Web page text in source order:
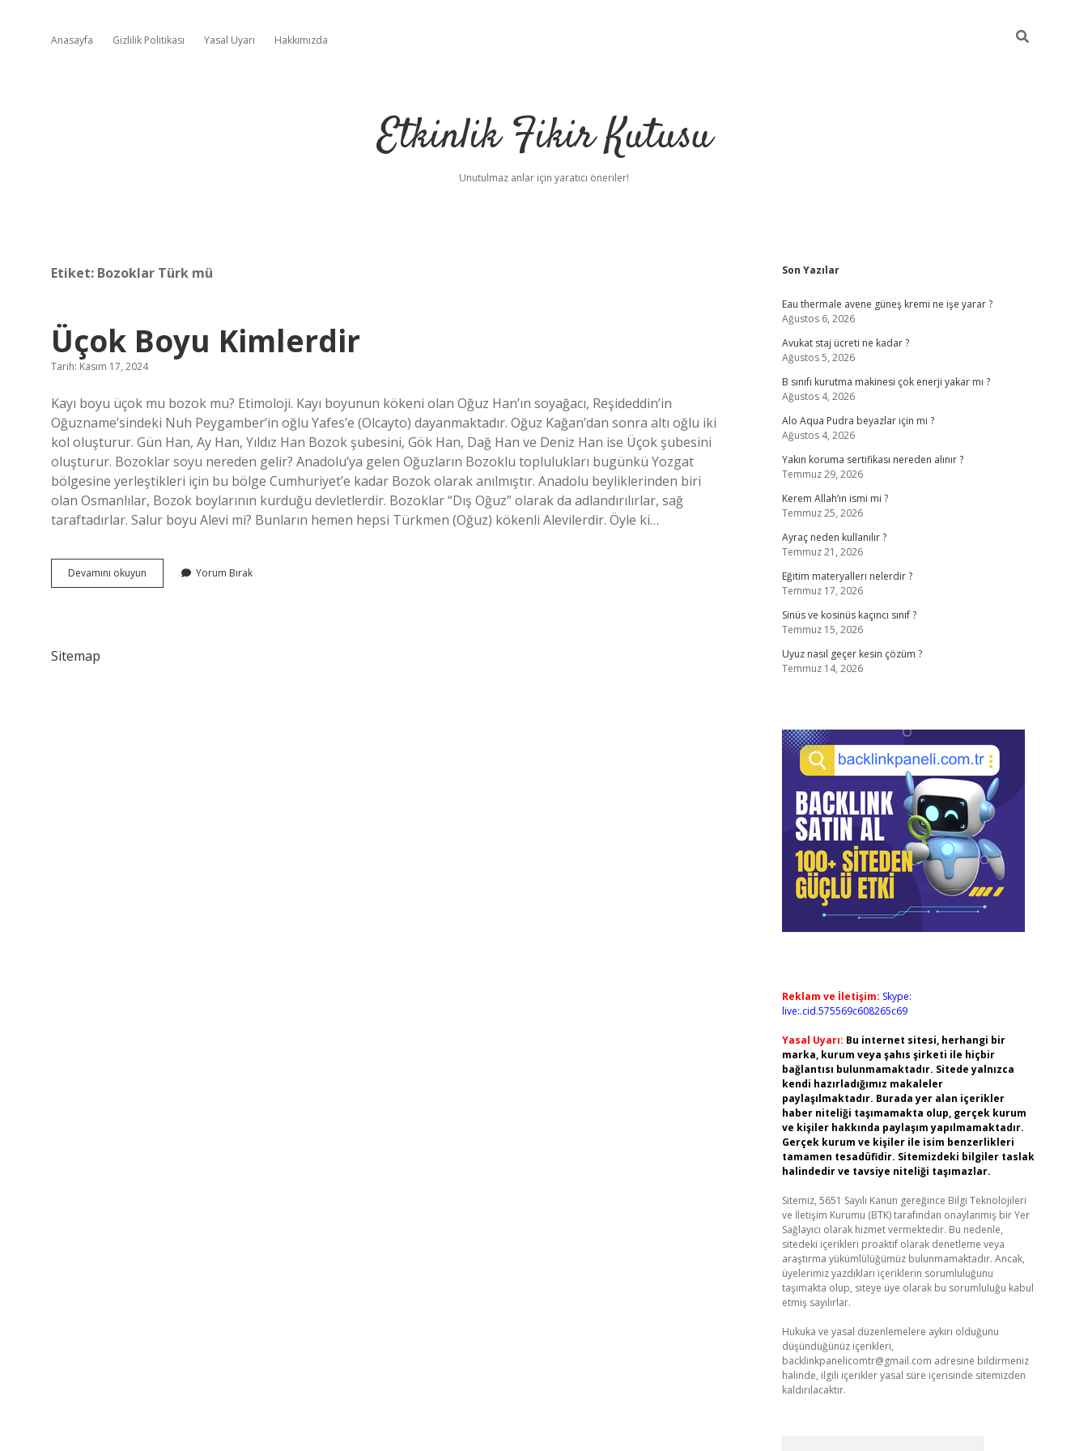
Anasayfa Gizlilik Politikası Yasal Uyarı Hakkımızda
Etkinlik Fikir Kutusu
Unutulmaz anlar için yaratıcı öneriler!
Etiket: Bozoklar Türk mü
Üçok Boyu Kimlerdir
Tarih: Kasım 17, 2024
Kayı boyu üçok mu bozok mu? Etimoloji. Kayı boyunun kökeni olan Oğuz Han’ın soyağacı, Reşideddin’in
Oğuzname’sindeki Nuh Peygamber’in oğlu Yafes’e (Olcayto) dayanmaktadır. Oğuz Kağan’dan sonra altı oğlu iki
kol oluşturur. Gün Han, Ay Han, Yıldız Han Bozok şubesini, Gök Han, Dağ Han ve Deniz Han ise Üçok şubesini
oluşturur. Bozoklar soyu nereden gelir? Anadolu’ya gelen Oğuzların Bozoklu toplulukları bugünkü Yozgat
bölgesine yerleştikleri için bu bölge Cumhuriyet’e kadar Bozok olarak anılmıştır. Anadolu beyliklerinden biri
olan Osmanlılar, Bozok boylarının kurduğu devletlerdir. Bozoklar “Dış Oğuz” olarak da adlandırılırlar, sağ
taraftadırlar. Salur boyu Alevi mi? Bunların hemen hepsi Türkmen (Oğuz) kökenli Alevilerdir. Öyle ki…
Devamını okuyun
Boyu
Yorum Bırak
Sitemap
Sidebar
Son Yazılar
Eau thermale avene güneş kremi ne işe yarar ?
Ağustos 6, 2026
Avukat staj ücreti ne kadar ?
Ağustos 5, 2026
B sınıfı kurutma makinesi çok enerji yakar mı ?
Ağustos 4, 2026
Alo Aqua Pudra beyazlar için mi ?
Ağustos 4, 2026
Yakın koruma sertifikası nereden alınır ?
Temmuz 29, 2026
Kerem Allah’ın ismi mi ?
Temmuz 25, 2026
Ayraç neden kullanılır ?
Temmuz 21, 2026
Eğitim materyalleri nelerdir ?
Temmuz 17, 2026
Sinüs ve kosinüs kaçıncı sınıf ?
Temmuz 15, 2026
Uyuz nasıl geçer kesin çözüm ?
Temmuz 14, 2026
Reklam ve İletişim: Skype:
live:.cid.575569c608265c69
Yasal Uyarı: Bu internet sitesi, herhangi bir
marka, kurum veya şahıs şirketi ile hiçbir
bağlantısı bulunmamaktadır. Sitede yalnızca
kendi hazırladığımız makaleler
paylaşılmaktadır. Burada yer alan içerikler
haber niteliği taşımamakta olup, gerçek kurum
ve kişiler hakkında paylaşım yapılmamaktadır.
Gerçek kurum ve kişiler ile isim benzerlikleri
tamamen tesadüfidir. Sitemizdeki bilgiler taslak
halindedir ve tavsiye niteliği taşımazlar.
Sitemiz, 5651 Sayılı Kanun gereğince Bilgi Teknolojileri
ve İletişim Kurumu (BTK) tarafından onaylanmış bir Yer
Sağlayıcı olarak hizmet vermektedir. Bu nedenle,
sitedeki içerikleri proaktif olarak denetleme veya
araştırma yükümlülüğümüz bulunmamaktadır. Ancak,
üyelerimiz yazdıkları içeriklerin sorumluluğunu
taşımakta olup, siteye üye olarak bu sorumluluğu kabul
etmiş sayılırlar.
Hukuka ve yasal düzenlemelere aykırı olduğunu
düşündüğünüz içerikleri,
backlinkpanelicomtr@gmail.com adresine bildirmeniz
halinde, ilgili içerikler yasal süre içerisinde sitemizden
kaldırılacaktır.